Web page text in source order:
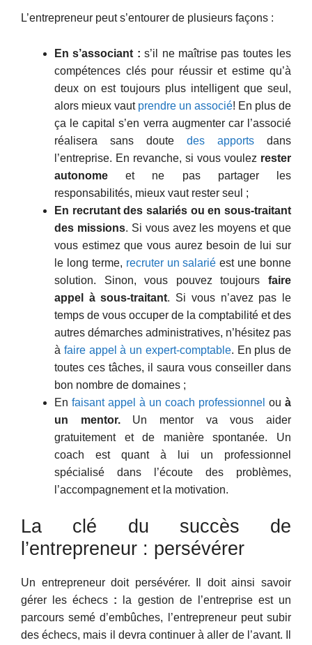
L’entrepreneur peut s’entourer de plusieurs façons :
En s’associant : s’il ne maîtrise pas toutes les
compétences clés pour réussir et estime qu’à
deux on est toujours plus intelligent que seul,
alors mieux vaut prendre un associé! En plus de
ça le capital s’en verra augmenter car l’associé
réalisera sans doute des apports dans
l’entreprise. En revanche, si vous voulez rester
autonome et ne pas partager les
responsabilités, mieux vaut rester seul ;
En recrutant des salariés ou en sous-traitant
des missions. Si vous avez les moyens et que
vous estimez que vous aurez besoin de lui sur
le long terme, recruter un salarié est une bonne
solution. Sinon, vous pouvez toujours faire
appel à sous-traitant. Si vous n’avez pas le
temps de vous occuper de la comptabilité et des
autres démarches administratives, n’hésitez pas
à faire appel à un expert-comptable. En plus de
toutes ces tâches, il saura vous conseiller dans
bon nombre de domaines ;
En faisant appel à un coach professionnel ou à
un mentor.Un mentor va vous aider
gratuitement et de manière spontanée. Un
coach est quant à lui un professionnel
spécialisé dans l’écoute des problèmes,
l’accompagnement et la motivation.
La clé du succès de
l’entrepreneur : persévérer
Un entrepreneur doit persévérer. Il doit ainsi savoir
gérer les échecs : la gestion de l’entreprise est un
parcours semé d’embûches, l’entrepreneur peut subir
des échecs, mais il devra continuer à aller de l’avant. Il